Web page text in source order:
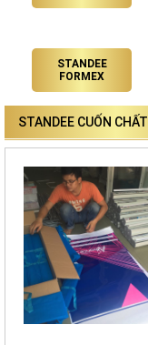
STANDEE
FORMEX
STANDEE CUỐN